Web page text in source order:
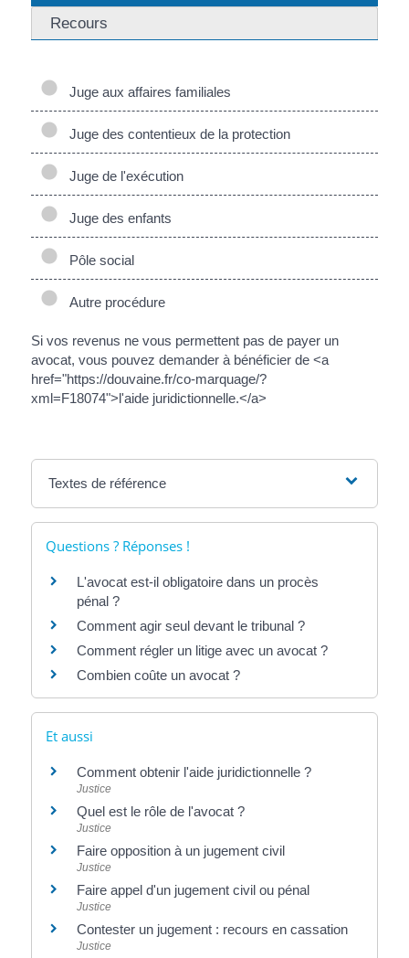
Recours
Juge aux affaires familiales
Juge des contentieux de la protection
Juge de l'exécution
Juge des enfants
Pôle social
Autre procédure
Si vos revenus ne vous permettent pas de payer un
avocat, vous pouvez demander à bénéficier de <a
href="https://douvaine.fr/co-marquage/?
xml=F18074">l'aide juridictionnelle.</a>
Textes de référence
Questions ? Réponses !
L'avocat est-il obligatoire dans un procès
pénal ?
Comment agir seul devant le tribunal ?
Comment régler un litige avec un avocat ?
Combien coûte un avocat ?
Et aussi
Comment obtenir l'aide juridictionnelle ?
Justice
Quel est le rôle de l'avocat ?
Justice
Faire opposition à un jugement civil
Justice
Faire appel d'un jugement civil ou pénal
Justice
Contester un jugement : recours en cassation
Justice